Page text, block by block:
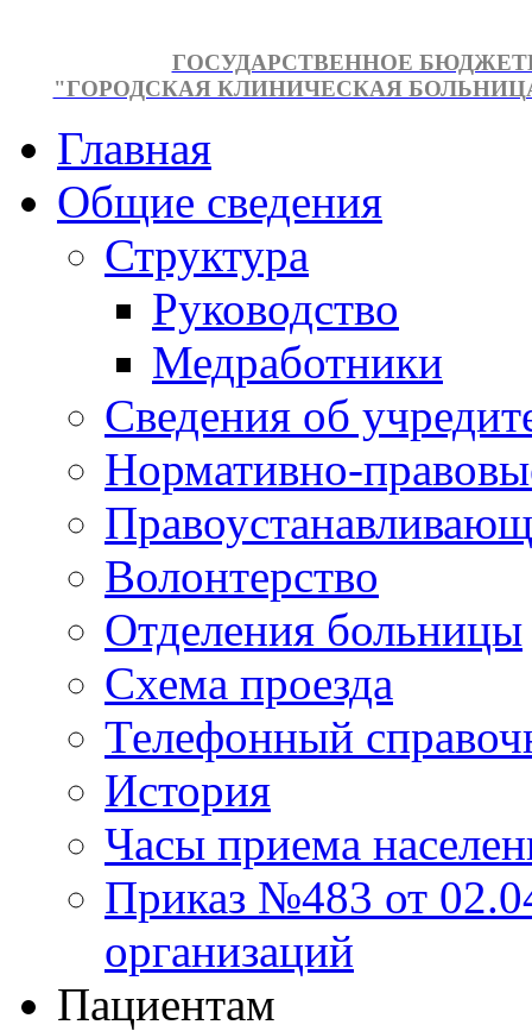
ГОСУДАРСТВЕННОЕ
"ГОРОДСКАЯ КЛИНИЧЕСКАЯ
Главная
Общие сведения
Структура
Руководство
Медработники
Сведения об
Нормативно-
Волонтерство
Отделения больницы
Схема проезда
Телефонный
История
Часы приема
Приказ №483 от
организаций
Пациентам